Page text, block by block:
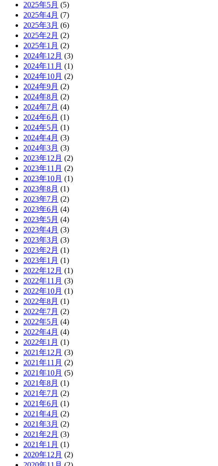
2025年5月 (5)
2025年4月 (7)
2025年3月 (6)
2025年2月 (2)
2025年1月 (2)
2024年12月 (3)
2024年11月 (1)
2024年10月 (2)
2024年9月 (2)
2024年8月 (2)
2024年7月 (4)
2024年6月 (1)
2024年5月 (1)
2024年4月 (3)
2024年3月 (3)
2023年12月 (2)
2023年11月 (2)
2023年10月 (1)
2023年8月 (1)
2023年7月 (2)
2023年6月 (4)
2023年5月 (4)
2023年4月 (3)
2023年3月 (3)
2023年2月 (1)
2023年1月 (1)
2022年12月 (1)
2022年11月 (3)
2022年10月 (1)
2022年8月 (1)
2022年7月 (2)
2022年5月 (4)
2022年4月 (4)
2022年1月 (1)
2021年12月 (3)
2021年11月 (2)
2021年10月 (5)
2021年8月 (1)
2021年7月 (2)
2021年6月 (1)
2021年4月 (2)
2021年3月 (2)
2021年2月 (3)
2021年1月 (1)
2020年12月 (2)